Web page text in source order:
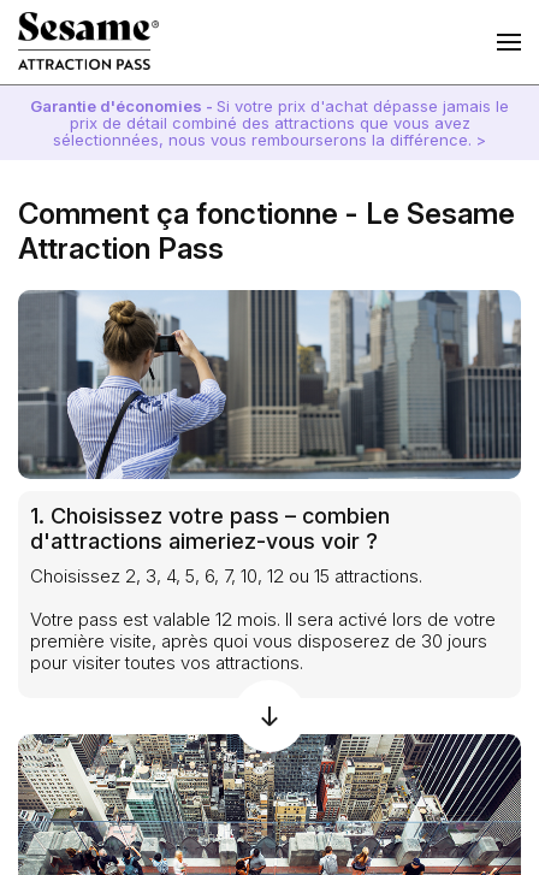
Garantie d'économies - Si votre prix d'achat dépasse jamais le
prix de détail combiné des attractions que vous avez
sélectionnées, nous vous rembourserons la différence. >
Comment ça fonctionne - Le Sesame
Attraction Pass
1. Choisissez votre pass – combien
d'attractions aimeriez-vous voir ?
Choisissez 2, 3, 4, 5, 6, 7, 10, 12 ou 15 attractions.
Votre pass est valable 12 mois. Il sera activé lors de votre
première visite, après quoi vous disposerez de 30 jours
pour visiter toutes vos attractions.